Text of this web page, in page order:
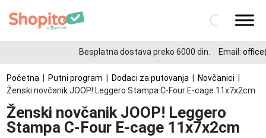
Besplatna dostava preko 6000 din. Email:
Početna Putni program Dodaci za putovanja Novčanici
Ženski novčanik JOOP! Leggero Stampa C-Four E-cage 11x7x2cm
Ženski novčanik JOOP! Leggero
Stampa C-Four E-cage 11x7x2cm